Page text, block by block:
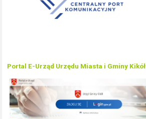
Portal E-Urząd Urzędu Miasta i Gminy Kikół